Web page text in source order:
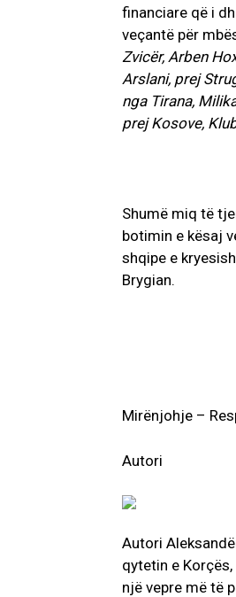
financiare që i
veçantë për
Zvicër, Arben
Arslani, prej
nga Tirana,
prej Kosove,
Shumë miq të
botimin e kësaj
shqipe e
Brygian.
Mirënjohje –
Autori
Autori
qytetin e
një vepre më të